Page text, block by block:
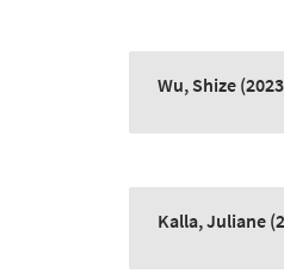
Wu, Shize
Kalla, Juliane